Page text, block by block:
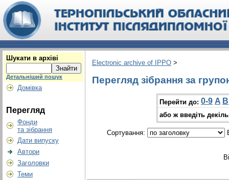
Шукати в архіві
Детальніший пошук
Домівка
Перегляд
Фонди
та зібрання
Дати випуску
Автори
Заголовки
Теми
Electronic archive of IPPO >
Перегляд зібрання за
Перейти до: 0-9 A B
або ж введіть
Сортування: